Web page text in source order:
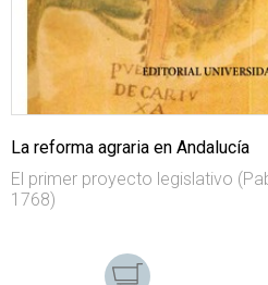
La reforma agraria en Andalucía
El primer proyecto legislativo
1768)